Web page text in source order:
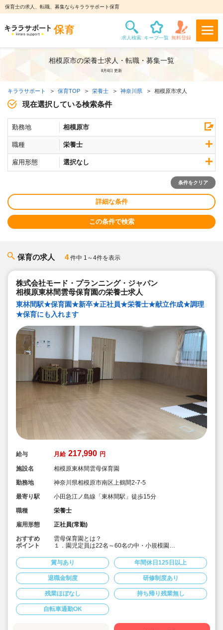
保育士の求人、転職、募集ならキララサポート保育
相模原市の栄養士求人・転職・募集一覧
8月8日 更新
キララサポート 保育TOP 栄養士 神奈川県 相模原市求人
現在選択している検索条件
勤務地 相模原市
職種 栄養士
雇用形態 選択なし
条件をクリア
詳細な条件
この条件で検索
保育の求人 4件中 1～4件を表示
株式会社モード・プランニング・ジャパン
相模原東林間雲母保育園の栄養士求人
東林間駅★保育園★新卒★正社員★栄養士★献立作成★調理
★保育にも入れます
給与 月給 217,990 円
施設名
相模原東林間雲母保育園
勤務地
神奈川県相模原市南区上鶴間2-7-5
最寄り駅
小田急江ノ島線「東林間駅」徒歩15分
職種
栄養士
雇用形態
正社員(常勤)
おすすめ
ポイント
雲母保育園とは？
１．園児定員は22名～60名の中・小規模園
長を見守ることができます。
２．食育へのこだわりがすごい！
各園、管理栄養士・栄養士を複数名配置しています。独
自の食育への取り組みは以下です。
【オリジナルの献立作成】
各園、毎月自由にテーマを決めて献立を作成。
(例)「世界の料理を和風アレンジ給食」・「日本の郷土料
理献立」など、地域の特性や子ども達の好みを取り入れ
賞与あり 年間休日125日以上
退職金制度 研修制度あり
残業ほぼなし 持ち帰り残業無し
自転車通勤OK